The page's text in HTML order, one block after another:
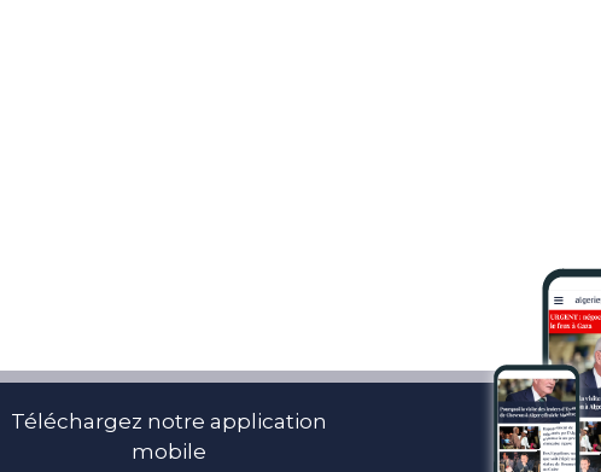
Téléchargez notre application
mobile